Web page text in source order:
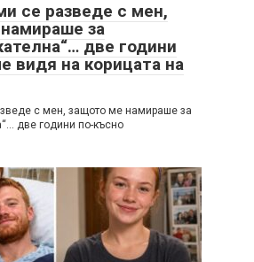
се разведе с мен,
за
две години
видя на корицата на
с мен, защото ме намираше за
две години по-късно